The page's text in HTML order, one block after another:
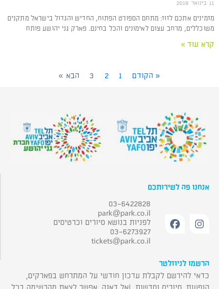
11 בינואר 2018
מזמינים אתכם לזוז: מתחם הספורט הפתוח, החדיש והגדול בישראל מתקנים
משוכללים, מרחב עצום לאימונים והכל בחינם. פארק גני יהושע פותח
קרא עוד »
« הקודם 1
2
3 הבא »
אנחנו פה לשירותכם
03-6422828
park@park.co.il
לפניות בנושא סיורים וכרטיסים
03-6273927
tickets@park.co.il
הרשמו לניוזלטר
כדאי להירשם לקבלת עדכון חודשי על המתרחש בפארקים,
הופעות, סיורים וחדשות. (אל דאגה, אפשר לצאת מהרשימה בכל